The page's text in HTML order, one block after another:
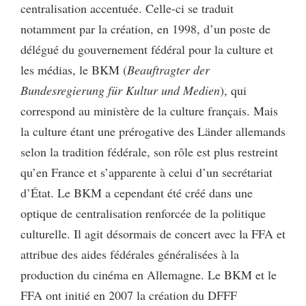
centralisation accentuée. Celle-ci se traduit
notamment par la création, en 1998, d’un poste de
délégué du gouvernement fédéral pour la culture et
les médias, le BKM (Beauftragter der
Bundesregierung für Kultur und Medien), qui
correspond au ministère de la culture français. Mais
la culture étant une prérogative des Länder allemands
selon la tradition fédérale, son rôle est plus restreint
qu’en France et s’apparente à celui d’un secrétariat
d’État. Le BKM a cependant été créé dans une
optique de centralisation renforcée de la politique
culturelle. Il agit désormais de concert avec la FFA et
attribue des aides fédérales généralisées à la
production du cinéma en Allemagne. Le BKM et le
FFA ont initié en 2007 la création du DFFF